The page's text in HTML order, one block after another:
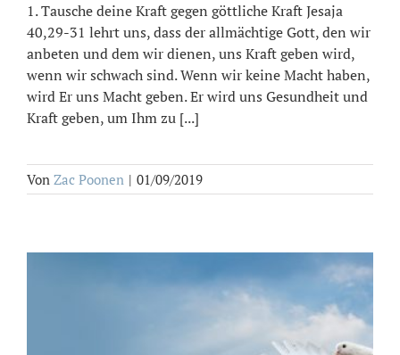
1. Tausche deine Kraft gegen göttliche Kraft Jesaja
40,29-31 lehrt uns, dass der allmächtige Gott, den wir
anbeten und dem wir dienen, uns Kraft geben wird,
wenn wir schwach sind. Wenn wir keine Macht haben,
wird Er uns Macht geben. Er wird uns Gesundheit und
Kraft geben, um Ihm zu [...]
Von Zac Poonen | 01/09/2019